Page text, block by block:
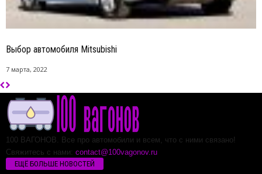
Выбор автомобиля Mitsubishi
7 марта, 2022
100 ВАГОНОВ. Все про автомобили и всем, что с ними связано!
Свяжитесь с нами: contact@100vagonov.ru
ЕЩЁ БОЛЬШЕ НОВОСТЕЙ